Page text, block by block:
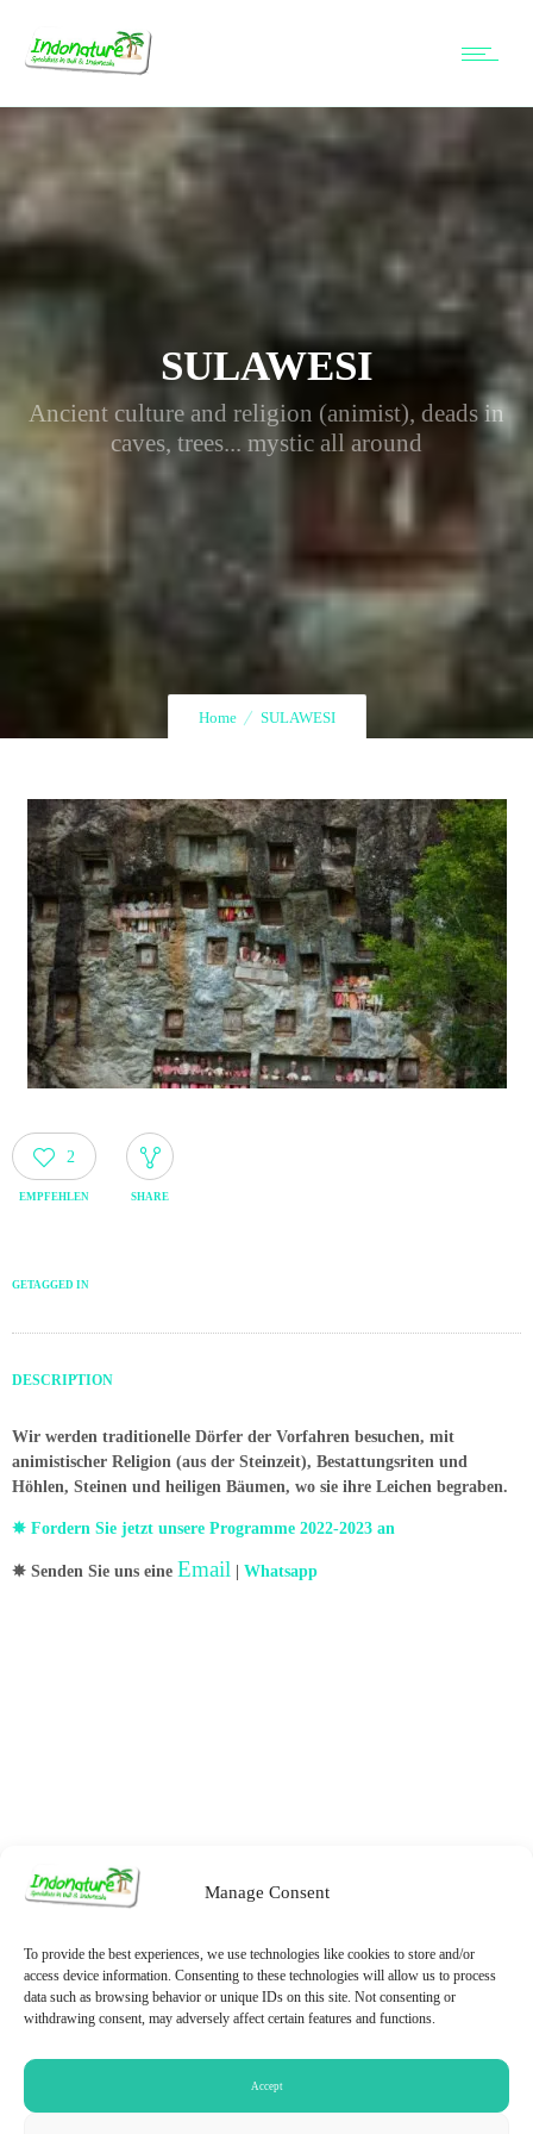
Manage Consent
To provide the best experiences, we use technologies like cookies to store and/or
access device information. Consenting to these technologies will allow us to process
data such as browsing behavior or unique IDs on this site. Not consenting or
withdrawing consent, may adversely affect certain features and functions.
Accept
SULAWESI
Ancient culture and religion (animist), deads in
caves, trees... mystic all around
Home SULAWESI
2
EMPFEHLEN SHARE
GETAGGED IN
DESCRIPTION
Wir werden traditionelle Dörfer der Vorfahren besuchen, mit
animistischer Religion (aus der Steinzeit), Bestattungsriten und
Höhlen, Steinen und heiligen Bäumen, wo sie ihre Leichen begraben.
✵ Fordern Sie jetzt unsere Programme 2022-2023 an
✵ Senden Sie uns eine Email Whatsapp
Datenschutzerklärung
© 2026 PT. Indonature Tours and Travel | Privacy guaranteed under EU